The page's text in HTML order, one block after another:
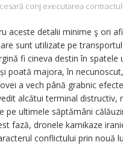
conj executarea
aceste detalii minime ş ori
sunt utilizate pe
fi cineva destin în spatele
poată majora, în
a vech până grabnic
alcătui terminal distructiv,
pe ultimele săptămâni
fază, dronele kamikaze
conflictului prin nouă